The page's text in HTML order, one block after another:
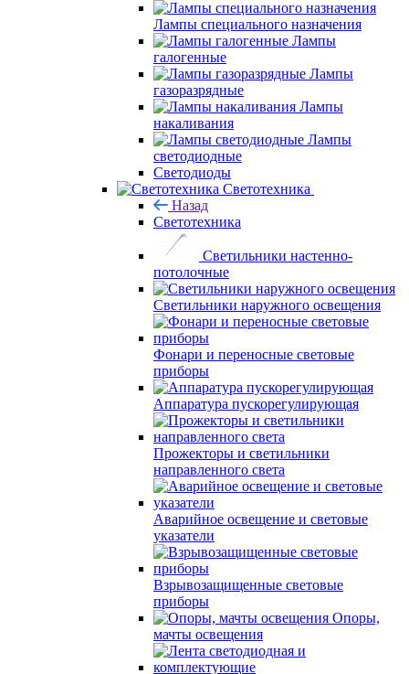
Лампы специального назначения
Лампы
галогенные
Лампы
газоразрядные
Лампы
накаливания
Лампы
светодиодные
Светодиоды
Светотехника
Назад
Светотехника
Светильники настенно-
потолочные
Светильники наружного освещения
Фонари и переносные световые
приборы
Аппаратура пускорегулирующая
Прожекторы и светильники
направленного света
Аварийное освещение и световые
указатели
Взрывозащищенные световые
приборы
Опоры,
мачты освещения